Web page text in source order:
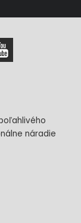
náradie